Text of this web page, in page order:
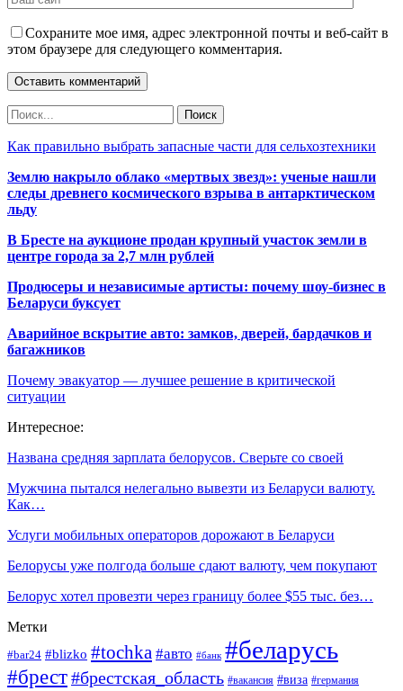
Сохраните мое имя, адрес электронной почты и веб-сайт в
этом браузере для следующего комментария.
Как правильно выбрать запасные части для сельхозтехники
Землю накрыло облако «мертвых звезд»: ученые нашли
следы древнего космического взрыва в антарктическом
льду
В Бресте на аукционе продан крупный участок земли в
центре города за 2,7 млн рублей
Продюсеры и независимые артисты: почему шоу-бизнес в
Беларуси буксует
Аварийное вскрытие авто: замков, дверей, бардачков и
багажников
Почему эвакуатор — лучшее решение в критической
ситуации
Интересное:
Названа средняя зарплата белорусов. Сверьте со своей
Мужчина пытался нелегально вывезти из Беларуси валюту.
Как…
Услуги мобильных операторов дорожают в Беларуси
Белорусы уже полгода больше сдают валюту, чем покупают
Белорус хотел провезти через границу более $55 тыс. без…
Метки
#bar24 #blizko #tochka #авто #банк #беларусь
#брест#брестская_область #вакансия #виза #германия